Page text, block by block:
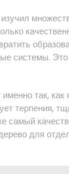
системы.
так,
терпения,
самый
для